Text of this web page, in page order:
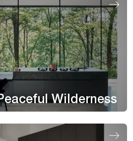
Wilderness